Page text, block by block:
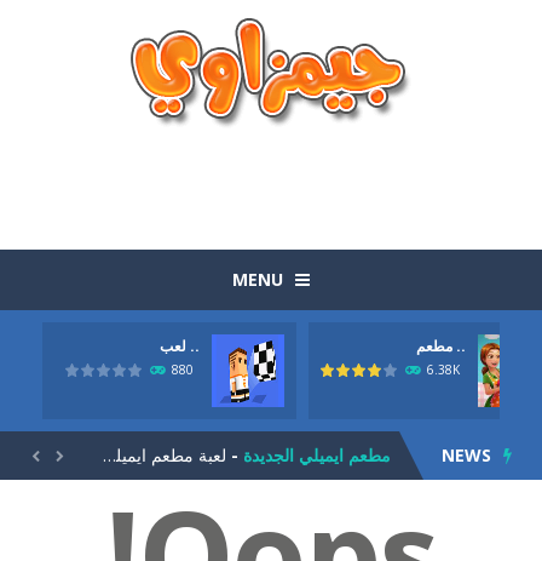
MENU
لعب ..
880
مطعم ..
6.38K
NEWS
الوجبات السريعة الجاهزة لعبة الوجبات السريعة الجاهزة المرحة بطريقة طريفة وتحتاج الي مهارة وسرعة حول بواسطة عربة الماكولات الصغيرة ان تصنع اكبر ربح...
لعبة الكرة العجيبة-لعبة الكرة العجيبة . انها لعبة كرة قدم ولاكن بطريقة جديدة. حاول تحريك اللاعب يمين ويسار وتمرير الكرة للامام حتي تصل الي المرمي...
مطعم ايميلي الجديدة - لعبة مطعم ايميلي الجديدة. كلنا نعرف لعبة اميلي لادارة المطعم من الالعاب الشيقة و المسلية جدا. اليكي الجزء الجديد من اللعبة....
لعبة تلبيس ملابس العمل - تلبيس ملابس العملتلبيس ملابس العمل. اختاري اولا موصفات الفتاة اللي تريديها من لون شعر ولون بشرة و الجنسية. ثما ابدئي في اختيار...
 